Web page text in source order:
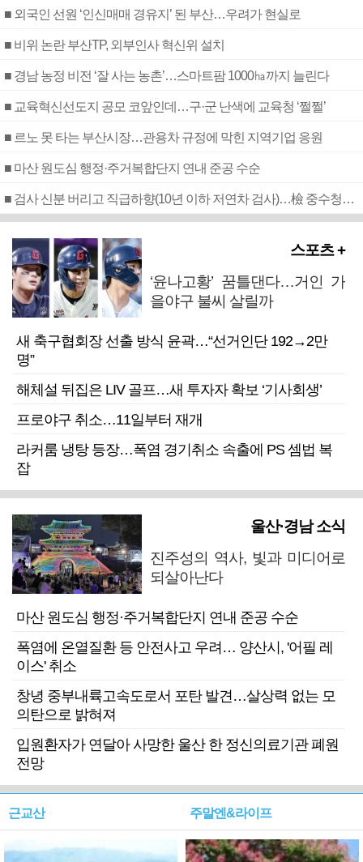
■ 외국인 선원 ‘인신매매 경유지’ 된 부산…우려가 현실로
■ 비위 논란 부산TP, 외부인사 혁신위 설치
■ 경남 농정 비전 ‘잘 사는 농촌’…스마트팜 1000㏊까지 늘린다
■ 교육혁신선도지 공모 코앞인데…구·군 난색에 교육청 ‘쩔쩔’
■ 르노 못 타는 부산시장…관용차 규정에 막힌 지역기업 응원
■ 마산 원도심 행정·주거복합단지 연내 준공 수순
■ 검사 신분 버리고 직급하향(10년 이하 저연차 검사)…檢 중수청행 기피
스포츠 +
‘윤나고황’ 꿈틀댄다…거인 가
을야구 불씨 살릴까
새 축구협회장 선출 방식 윤곽…“선거인단 192→2만
명”
해체설 뒤집은 LIV 골프…새 투자자 확보 ‘기사회생’
프로야구 취소…11일부터 재개
라커룸 냉탕 등장…폭염 경기취소 속출에 PS 셈법 복
잡
울산·경남 소식
진주성의 역사, 빛과 미디어로
되살아난다
마산 원도심 행정·주거복합단지 연내 준공 수순
폭염에 온열질환 등 안전사고 우려… 양산시, '어필 레
이스' 취소
창녕 중부내륙고속도로서 포탄 발견…살상력 없는 모
의탄으로 밝혀져
입원환자가 연달아 사망한 울산 한 정신의료기관 폐원
전망
근교산 주말엔&라이프